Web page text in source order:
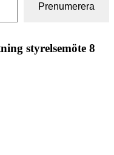
Prenumerera
styrelsemöte 8